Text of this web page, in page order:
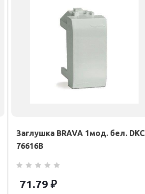
Заглушка BRAVA 1мод. бел. DKC
76616B
71.79 ₽